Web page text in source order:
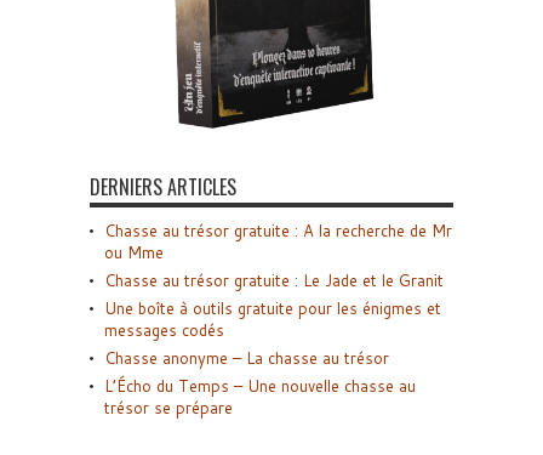
DERNIERS ARTICLES
Chasse au trésor gratuite : A la recherche de Mr
ou Mme
Chasse au trésor gratuite : Le Jade et le Granit
Une boîte à outils gratuite pour les énigmes et
messages codés
Chasse anonyme – La chasse au trésor
L’Écho du Temps – Une nouvelle chasse au
trésor se prépare